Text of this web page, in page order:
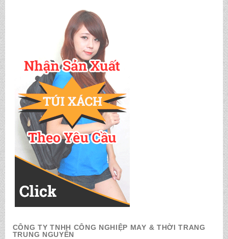
CÔNG TY TNHH CÔNG NGHIỆP MAY & THỜI TRANG
TRUNG NGUYÊN